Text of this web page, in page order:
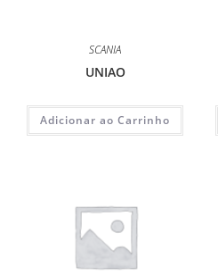
SCANIA
UNIAO
Adicionar ao Carrinho